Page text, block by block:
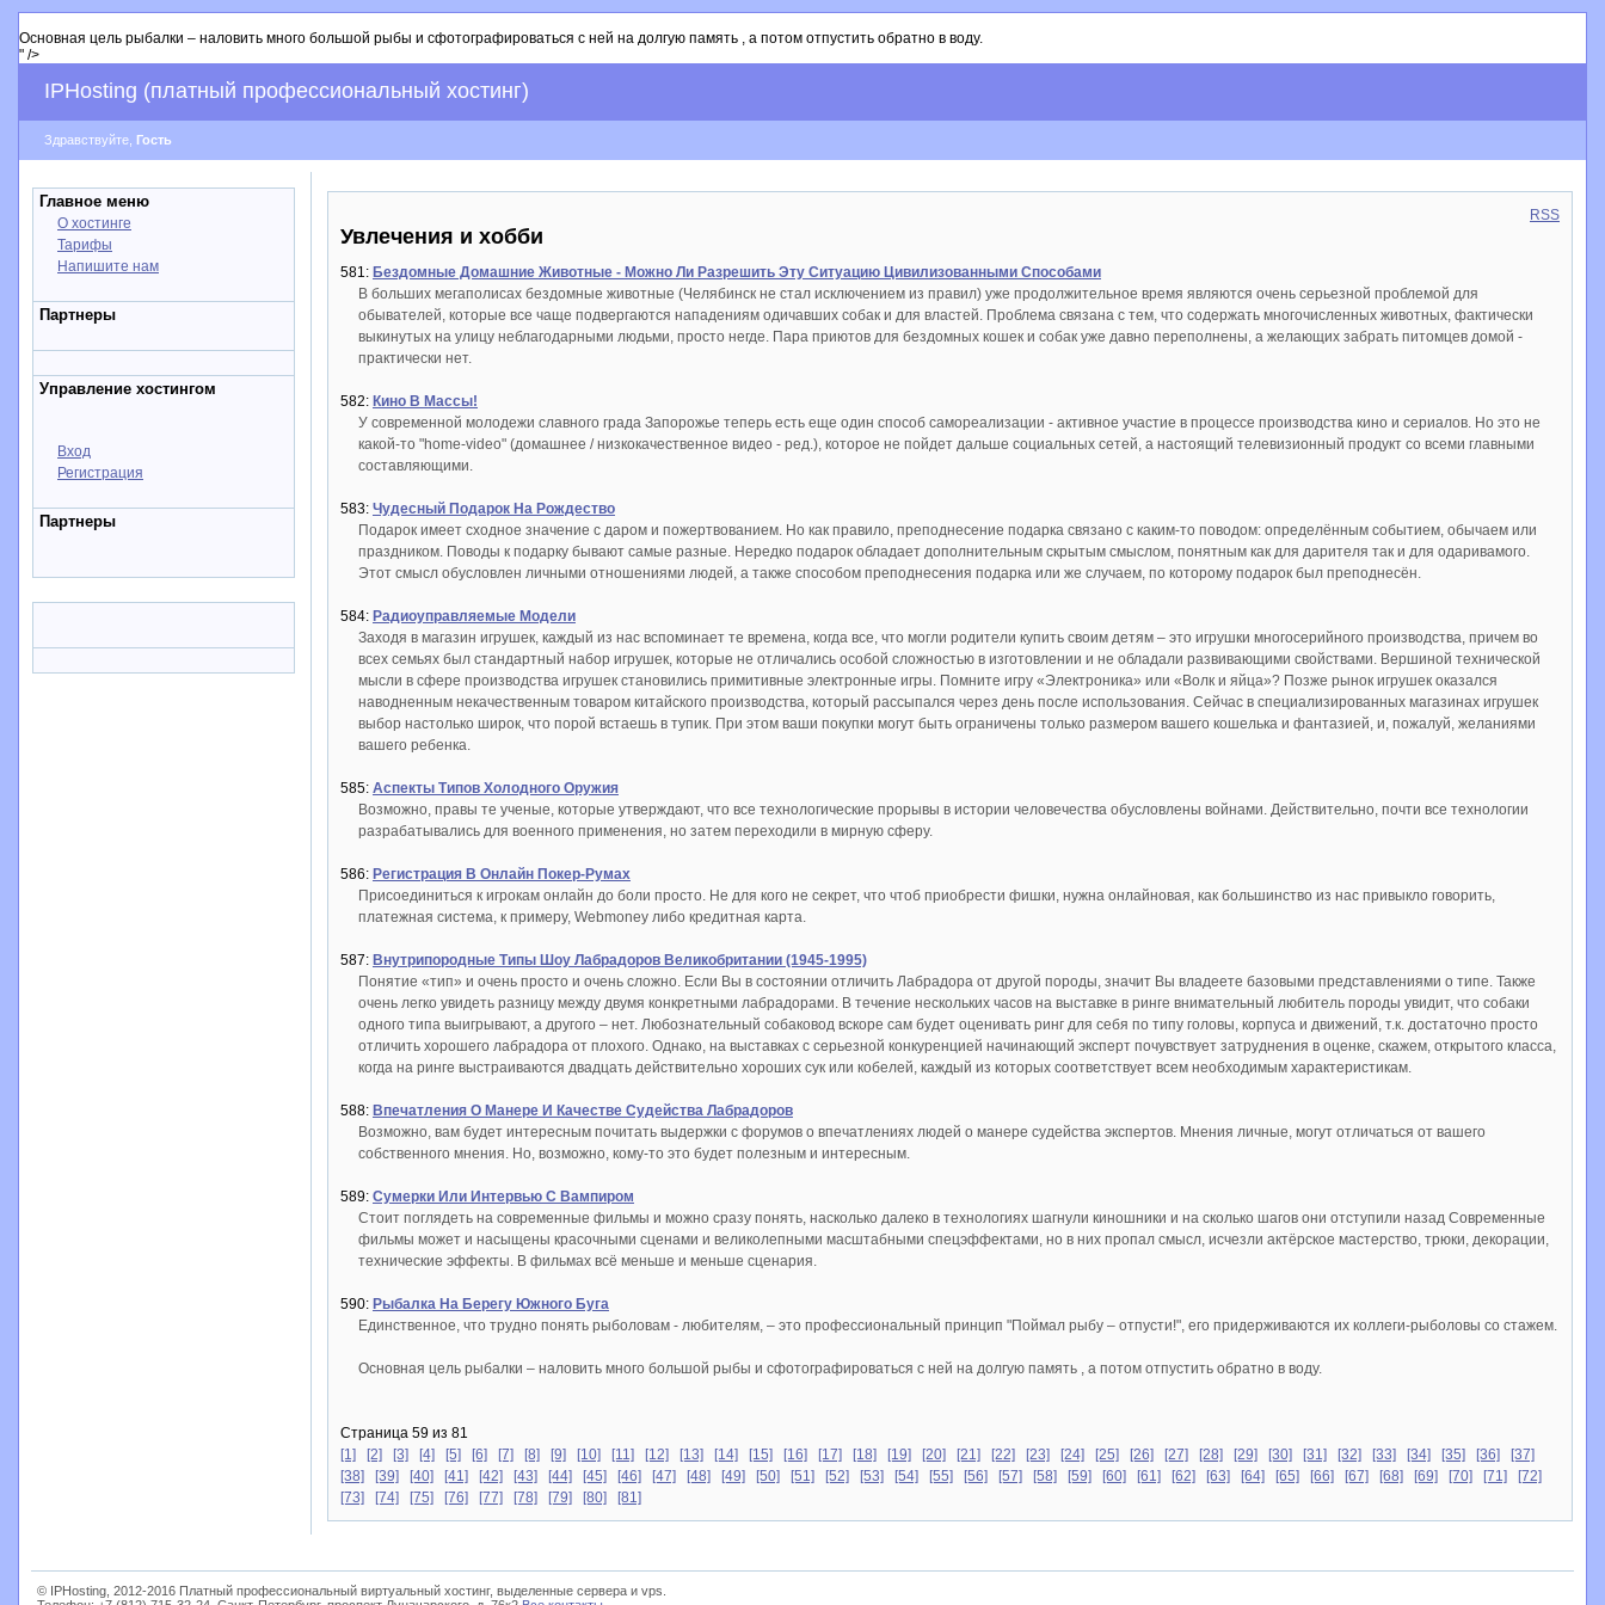
Основная цель рыбалки – наловить много большой рыбы и сфотографироваться с ней на долгую память , а потом отпустить обратно в воду.
" />
IPHosting (платный профессиональный хостинг)
Здравствуйте, Гость
Главное меню
О хостинге
Тарифы
Напишите нам
Партнеры
Управление хостингом
Вход
Регистрация
Партнеры
RSS
Увлечения и хобби
581: Бездомные Домашние Животные - Можно Ли Разрешить Эту Ситуацию Цивилизованными Способами
В больших мегаполисах бездомные животные (Челябинск не стал исключением из правил) уже продолжительное время являются очень серьезной проблемой для
обывателей, которые все чаще подвергаются нападениям одичавших собак и для властей. Проблема связана с тем, что содержать многочисленных животных, фактически
выкинутых на улицу неблагодарными людьми, просто негде. Пара приютов для бездомных кошек и собак уже давно переполнены, а желающих забрать питомцев домой -
практически нет.
582: Кино В Массы!
У современной молодежи славного града Запорожье теперь есть еще один способ самореализации - активное участие в процессе производства кино и сериалов. Но это не
какой-то "home-video" (домашнее / низкокачественное видео - ред.), которое не пойдет дальше социальных сетей, а настоящий телевизионный продукт со всеми главными
составляющими.
583: Чудесный Подарок На Рождество
Подарок имеет сходное значение с даром и пожертвованием. Но как правило, преподнесение подарка связано с каким-то поводом: определённым событием, обычаем или
праздником. Поводы к подарку бывают самые разные. Нередко подарок обладает дополнительным скрытым смыслом, понятным как для дарителя так и для одаривамого.
Этот смысл обусловлен личными отношениями людей, а также способом преподнесения подарка или же случаем, по которому подарок был преподнесён.
584: Радиоуправляемые Модели
Заходя в магазин игрушек, каждый из нас вспоминает те времена, когда все, что могли родители купить своим детям – это игрушки многосерийного производства, причем во
всех семьях был стандартный набор игрушек, которые не отличались особой сложностью в изготовлении и не обладали развивающими свойствами. Вершиной технической
мысли в сфере производства игрушек становились примитивные электронные игры. Помните игру «Электроника» или «Волк и яйца»? Позже рынок игрушек оказался
наводненным некачественным товаром китайского производства, который рассыпался через день после использования. Сейчас в специализированных магазинах игрушек
выбор настолько широк, что порой встаешь в тупик. При этом ваши покупки могут быть ограничены только размером вашего кошелька и фантазией, и, пожалуй, желаниями
вашего ребенка.
585: Аспекты Типов Холодного Оружия
Возможно, правы те ученые, которые утверждают, что все технологические прорывы в истории человечества обусловлены войнами. Действительно, почти все технологии
разрабатывались для военного применения, но затем переходили в мирную сферу.
586: Регистрация В Онлайн Покер-Румах
Присоединиться к игрокам онлайн до боли просто. Не для кого не секрет, что чтоб приобрести фишки, нужна онлайновая, как большинство из нас привыкло говорить,
платежная система, к примеру, Webmoney либо кредитная карта.
587: Внутрипородные Типы Шоу Лабрадоров Великобритании (1945-1995)
Понятие «тип» и очень просто и очень сложно. Если Вы в состоянии отличить Лабрадора от другой породы, значит Вы владеете базовыми представлениями о типе. Также
очень легко увидеть разницу между двумя конкретными лабрадорами. В течение нескольких часов на выставке в ринге внимательный любитель породы увидит, что собаки
одного типа выигрывают, а другого – нет. Любознательный собаковод вскоре сам будет оценивать ринг для себя по типу головы, корпуса и движений, т.к. достаточно просто
отличить хорошего лабрадора от плохого. Однако, на выставках с серьезной конкуренцией начинающий эксперт почувствует затруднения в оценке, скажем, открытого класса,
когда на ринге выстраиваются двадцать действительно хороших сук или кобелей, каждый из которых соответствует всем необходимым характеристикам.
588: Впечатления О Манере И Качестве Судейства Лабрадоров
Возможно, вам будет интересным почитать выдержки с форумов о впечатлениях людей о манере судейства экспертов. Мнения личные, могут отличаться от вашего
собственного мнения. Но, возможно, кому-то это будет полезным и интересным.
589: Сумерки Или Интервью С Вампиром
Стоит поглядеть на современные фильмы и можно сразу понять, насколько далеко в технологиях шагнули киношники и на сколько шагов они отступили назад Современные
фильмы может и насыщены красочными сценами и великолепными масштабными спецэффектами, но в них пропал смысл, исчезли актёрское мастерство, трюки, декорации,
технические эффекты. В фильмах всё меньше и меньше сценария.
590: Рыбалка На Берегу Южного Буга
Единственное, что трудно понять рыболовам - любителям, – это профессиональный принцип "Поймал рыбу – отпусти!", его придерживаются их коллеги-рыболовы со стажем.
Основная цель рыбалки – наловить много большой рыбы и сфотографироваться с ней на долгую память , а потом отпустить обратно в воду.
Страница 59 из 81
[1]
[2] [3] [4] [5] [6] [7] [8] [9] [10] [11] [12] [13] [14] [15] [16] [17] [18] [19] [20] [21] [22] [23] [24] [25] [26] [27] [28] [29] [30] [31] [32] [33] [34] [35] [36]
[37]
[38]
[39] [40] [41] [42] [43] [44] [45] [46] [47] [48] [49] [50] [51] [52] [53] [54] [55] [56] [57] [58] [59] [60] [61] [62] [63] [64] [65] [66] [67] [68] [69] [70] [71]
[72]
[73]
[74] [75] [76] [77] [78] [79] [80] [81]
© IPHosting, 2012-2016 Платный профессиональный виртуальный хостинг, выделенные сервера и vps.